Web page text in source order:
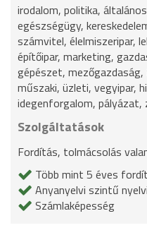
irodalom, politika,
egészségügy,
számvitel, élelmiszeripar,
építőipar, marketing,
gépészet,
műszaki, üzleti, vegyipar,
idegenforgalom,
Szolgáltatások
Fordítás, tolmácsolás
Több mint 5 éves
Anyanyelvi szintű
Számlaképesség